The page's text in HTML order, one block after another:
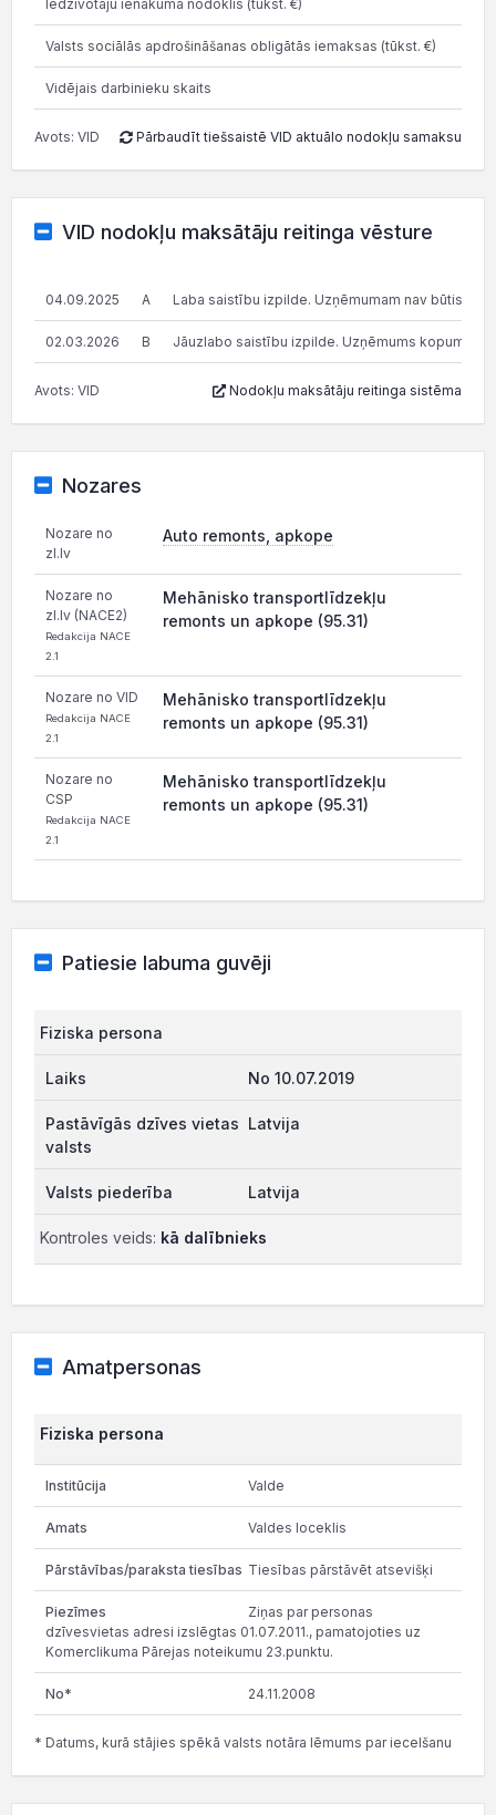
Iedzīvotāju ienākuma nodoklis (tūkst. €)
Valsts sociālās apdrošināšanas obligātās iemaksas (tūkst. €)
Vidējais darbinieku skaits
Avots: VID Pārbaudīt tiešsaistē VID aktuālo nodokļu samaksu
VID nodokļu maksātāju reitinga vēsture
04.09.2025 A Laba saistību izpilde. Uzņēmumam nav būtisku
02.03.2026 B Jāuzlabo saistību izpilde. Uzņēmums kopumā
Avots: VID Nodokļu maksātāju reitinga sistēma
Nozares
Nozare no
zl.lv
Auto remonts, apkope
Nozare no
zl.lv (NACE2)
Redakcija NACE
2.1
Mehānisko transportlīdzekļu
remonts un apkope (95.31)
Nozare no VID
Redakcija NACE
2.1
Mehānisko transportlīdzekļu
remonts un apkope (95.31)
Nozare no
CSP
Redakcija NACE
2.1
Mehānisko transportlīdzekļu
remonts un apkope (95.31)
Patiesie labuma guvēji
Fiziska persona
No 10.07.2019
Latvija
Latvija
Kontroles veids: kā dalībnieks
Amatpersonas
Fiziska persona
Valde
Valdes loceklis
Tiesības pārstāvēt atsevišķi
Ziņas par personas
dzīvesvietas adresi izslēgtas 01.07.2011., pamatojoties uz
Komerclikuma Pārejas noteikumu 23.punktu.
24.11.2008
* Datums, kurā stājies spēkā valsts notāra lēmums par iecelšanu